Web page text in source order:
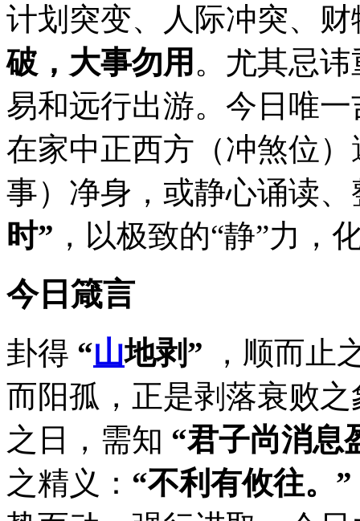
计划突变、人际冲突、
破，大事勿用 。尤其忌
易和远行出游。今日唯
在家中正西方（冲煞位
事）净身，或静心诵读
时” ，以极致的“静”力，
今日箴言
卦得 “山地剥” ，顺而止
而阳孤，正是剥落衰败
之日，需知 “君子尚消息
之精义： “不利有攸往。”